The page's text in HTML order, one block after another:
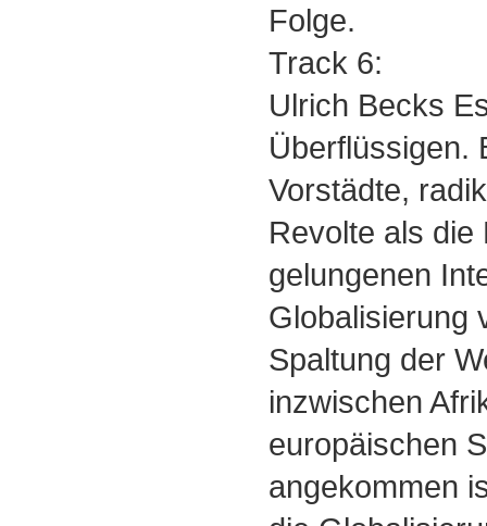
Folge.
Track 6:
Ulrich Becks
Überflüssigen.
Vorstädte,
Revolte als die
gelungenen
Globalisierung
Spaltung der
inzwischen
europäischen
angekommen